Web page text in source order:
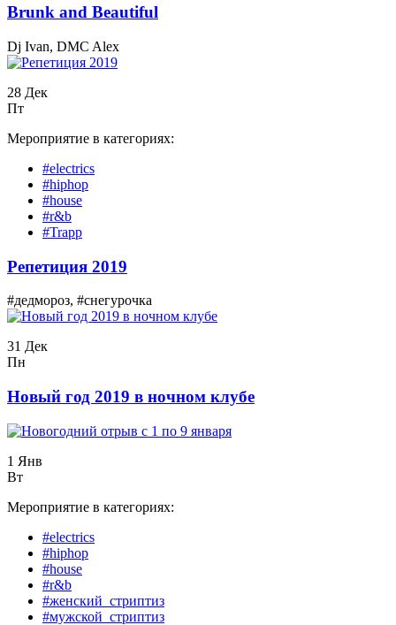
Вrunk and Beautiful
Dj Ivan, DMC Alex
28 Дек
Пт
Мероприятие в категориях:
#electrics
#hiphop
#house
#r&b
#Trapp
Репетиция 2019
#дедмороз, #снегурочка
31 Дек
Пн
Новый год 2019 в ночном клубе
1 Янв
Вт
Мероприятие в категориях:
#electrics
#hiphop
#house
#r&b
#женский_стриптиз
#мужской_стриптиз